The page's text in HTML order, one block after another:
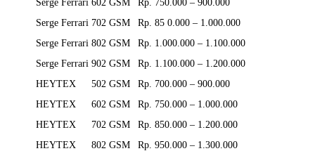
Serge Ferrari 602 GSM
Rp. 750.000 – 900.000
Serge Ferrari 702 GSM
Rp. 85 0.000 – 1.000.000
Serge Ferrari 802 GSM
Rp. 1.000.000 – 1.100.000
Serge Ferrari 902 GSM
Rp. 1.100.000 – 1.200.000
HEYTEX
502 GSM
Rp. 700.000 – 900.000
HEYTEX
602 GSM
Rp. 750.000 – 1.000.000
HEYTEX
702 GSM
Rp. 850.000 – 1.200.000
HEYTEX
802 GSM
Rp. 950.000 – 1.300.000